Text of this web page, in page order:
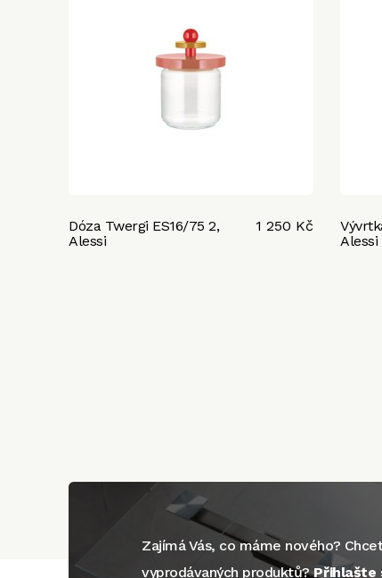
Dóza Twergi ES16/75 2,
Alessi
1 250 Kč
Alessi
Zajímá Vás, co máme nového?
vyprodávaných produktů?Přihlašte